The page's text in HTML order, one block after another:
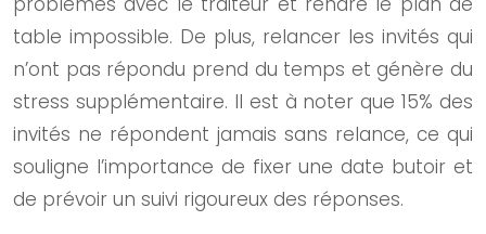
table impossible. De plus, relancer les invités qui
n’ont pas répondu prend du temps et génère du
stress supplémentaire. Il est à noter que 15% des
invités ne répondent jamais sans relance, ce qui
souligne l’importance de fixer une date butoir et
de prévoir un suivi rigoureux des réponses.